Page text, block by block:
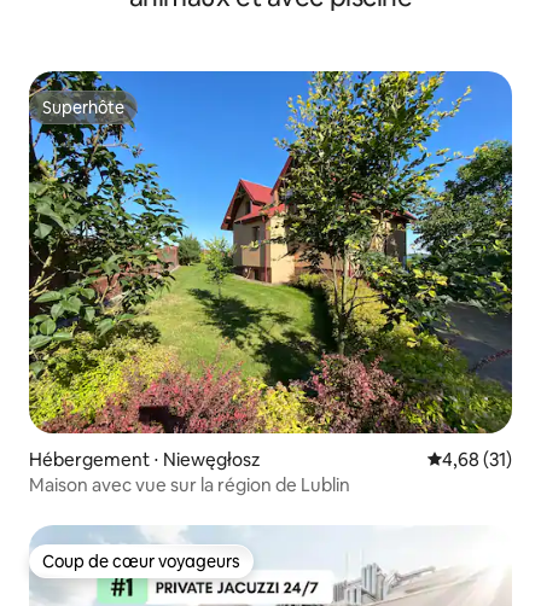
Superhôte
Superhôte
Hébergement ⋅ Niewęgłosz Évaluation
4,68 (31)
Maison avec vue sur la région de Lublin
Coup de cœur voyageurs
Coup de cœur voyageurs